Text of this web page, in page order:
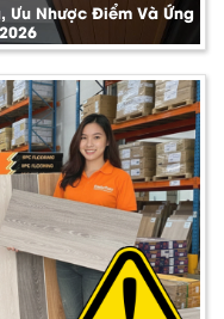
Ưu Nhược Điểm Và Ứng